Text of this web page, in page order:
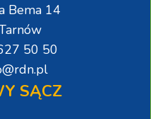
Bema 14
50 50
SĄCZ